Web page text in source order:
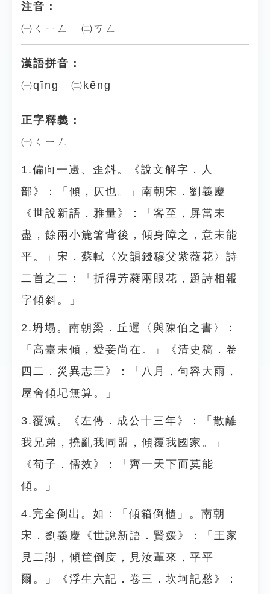
注音：
㈠ㄑㄧㄥ ㈡ㄎㄥ
漢語拼音：
㈠qīng ㈡kēng
正字釋義：
㈠ㄑㄧㄥ
1.偏向一邊、歪斜。《說文解字．人
部》：「傾，仄也。」南朝宋．劉義慶
《世說新語．雅量》：「客至，屏當未
盡，餘兩小簏箸背後，傾身障之，意未能
平。」宋．蘇軾〈次韻錢穆父紫薇花〉詩
二首之二：「折得芳蕤兩眼花，題詩相報
字傾斜。」
2.坍塌。南朝梁．丘遲〈與陳伯之書〉：
「高臺未傾，愛妾尚在。」《清史稿．卷
四二．災異志三》：「八月，句容大雨，
屋舍傾圮無算。」
3.覆滅。《左傳．成公十三年》：「散離
我兄弟，撓亂我同盟，傾覆我國家。」
《荀子．儒效》：「齊一天下而莫能
傾。」
4.完全倒出。如：「傾箱倒櫃」。南朝
宋．劉義慶《世說新語．賢媛》：「王家
見二謝，傾筐倒庋，見汝輩來，平平
爾。」《浮生六記．卷三．坎坷記愁》：